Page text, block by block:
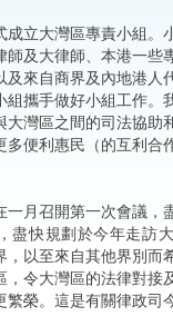
立大灣區專責小組。
師及大律師、本港一些
及來自商界及內地港人
組攜手做好小組工作。
灣區之間的司法協助
多便利惠民（的互利合
月召開第一次會議，
盡快規劃於今年走訪
，以至來自其他界別而
，令大灣區的法律對接
繁榮。這是有關律政司